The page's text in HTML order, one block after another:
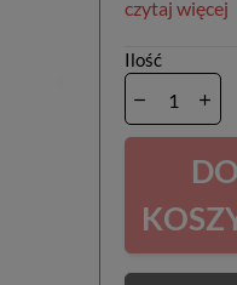
czytaj więcej
Ilość